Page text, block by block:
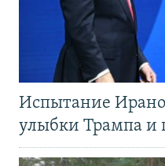
Испытание
улыбки Трампа